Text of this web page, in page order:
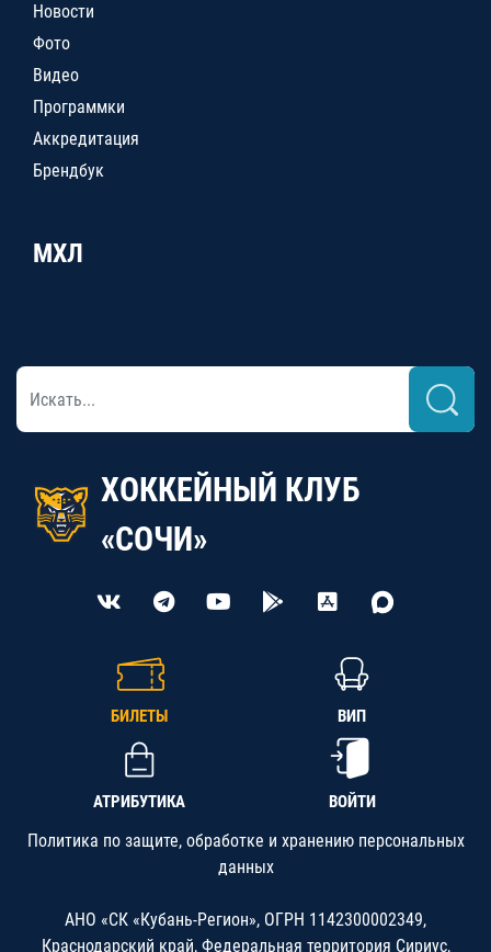
Новости
Фото
Видео
Программки
Аккредитация
Брендбук
МХЛ
ХОККЕЙНЫЙ КЛУБ
«СОЧИ»
БИЛЕТЫ ВИП
АТРИБУТИКА ВОЙТИ
Политика по защите, обработке и хранению персональных
данных
АНО «СК «Кубань-Регион», ОГРН 1142300002349,
Краснодарский край, Федеральная территория Сириус,